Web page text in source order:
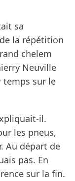
sa
la répétition
chelem
Neuville
temps sur le
il.
les pneus,
Au départ de
pas. En
sur la fin.